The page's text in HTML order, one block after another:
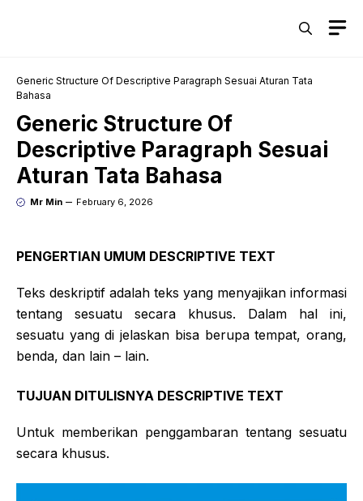
Generic Structure Of Descriptive Paragraph Sesuai Aturan Tata
Bahasa
Generic Structure Of
Descriptive Paragraph Sesuai
Aturan Tata Bahasa
Mr Min February 6, 2026
PENGERTIAN UMUM DESCRIPTIVE TEXT
Teks deskriptif adalah teks yang menyajikan informasi
tentang sesuatu secara khusus. Dalam hal ini,
sesuatu yang di jelaskan bisa berupa tempat, orang,
benda, dan lain – lain.
TUJUAN DITULISNYA DESCRIPTIVE TEXT
Untuk memberikan penggambaran tentang sesuatu
secara khusus.